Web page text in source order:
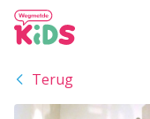
Terug